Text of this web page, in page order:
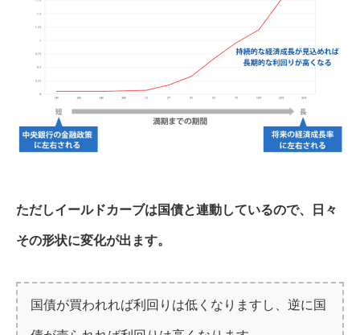
ただしイールドカーブは国債と連動しているので、日々
その形状に変化が出ます。
国債が買われれば利回りは低くなりますし、逆に国